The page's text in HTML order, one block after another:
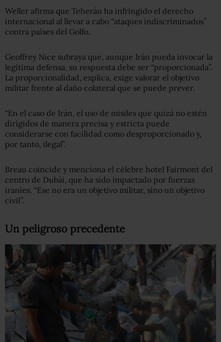
Weller afirma que Teherán ha infringido el derecho
internacional al llevar a cabo “ataques indiscriminados”
contra países del Golfo.
Geoffrey Nice subraya que, aunque Irán pueda invocar la
legítima defensa, su respuesta debe ser “proporcionada”.
La proporcionalidad, explica, exige valorar el objetivo
militar frente al daño colateral que se puede prever.
“En el caso de Irán, el uso de misiles que quizá no estén
dirigidos de manera precisa y estricta puede
considerarse con facilidad como desproporcionado y,
por tanto, ilegal”.
Breau coincide y menciona el célebre hotel Fairmont del
centro de Dubái, que ha sido impactado por fuerzas
iraníes. “Ese no era un objetivo militar, sino un objetivo
civil”.
Un peligroso precedente